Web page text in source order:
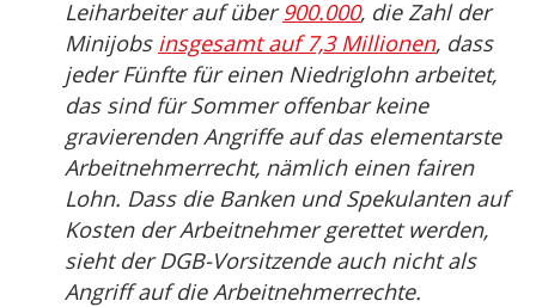
Leiharbeiter auf über900.000, die Zahl der
Minijobs insgesamt auf 7,3 Millionen, dass
jeder Fünfte für einen Niedriglohn arbeitet,
das sind für Sommer offenbar keine
gravierenden Angriffe auf das elementarste
Arbeitnehmerrecht, nämlich einen fairen
Lohn. Dass die Banken und Spekulanten auf
Kosten der Arbeitnehmer gerettet werden,
sieht der DGB-Vorsitzende auch nicht als
Angriff auf die Arbeitnehmerrechte.